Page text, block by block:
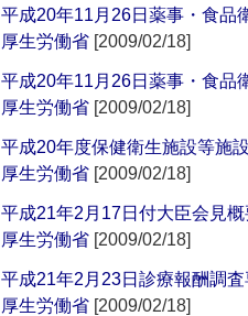
平成20年11月26日薬事・食品
厚生労働省 [2009/02/18]
平成20年11月26日薬事・食品
厚生労働省 [2009/02/18]
平成20年度保健衛生施設等施
厚生労働省 [2009/02/18]
平成21年2月17日付大臣会見概
厚生労働省 [2009/02/18]
平成21年2月23日診療報酬調
厚生労働省 [2009/02/18]